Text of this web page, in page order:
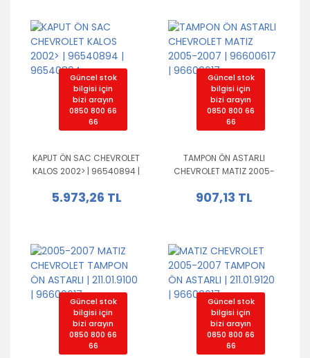
Güncel stok
bilgisi için
bizi arayın
0850 800 66
66
KAPUT ÖN SAC CHEVROLET
KALOS 2002> | 96540894 |
5.973,26 TL
Güncel stok
bilgisi için
bizi arayın
0850 800 66
66
TAMPON ÖN ASTARLI
CHEVROLET MATIZ 2005-
96600617
907,13 TL
Güncel stok
bilgisi için
bizi arayın
0850 800 66
66
Güncel stok
bilgisi için
bizi arayın
0850 800 66
66